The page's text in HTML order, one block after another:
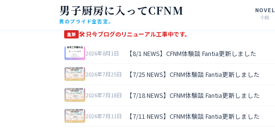
男子厨房に入ってCFNM
男のプライド全否定。
NOVEL
小説
重要 🛠 只今ブログのリニューアル工事中です。
2026年8月1日 【8/1 NEWS】CFNM体験談 Fantia更新しました
2026年7月25日 【7/25 NEWS】CFNM体験談 Fantia更新しました
2026年7月18日 【7/18 NEWS】CFNM体験談 Fantia更新しました
2026年7月11日 【7/11 NEWS】CFNM体験談 Fantia更新しました